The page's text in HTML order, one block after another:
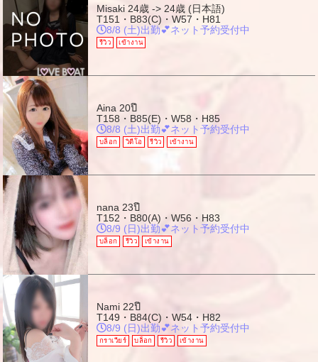
Misaki 24歳 -> 24歳 (日本語)
T151・B83(C)・W57・H81
8/8 (土)出勤💕ネット予約受付中
รีวิว เข้างาน
Aina 20ปี
T158・B85(E)・W58・H85
8/8 (土)出勤💕ネット予約受付中
บล็อก วิดีโอ รีวิว เข้างาน
nana 23ปี
T152・B80(A)・W56・H83
8/9 (日)出勤💕ネット予約受付中
บล็อก รีวิว เข้างาน
Nami 22ปี
T149・B84(C)・W54・H82
8/9 (日)出勤💕ネット予約受付中
กราเวียร์ บล็อก รีวิว เข้างาน